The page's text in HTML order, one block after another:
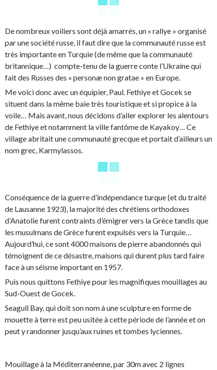
De nombreux voiliers sont déjà amarrés, un « rallye » organisé
par une société russe, il faut dire que la communauté russe est
très importante en Turquie (de même que la communauté
britannique…) compte-tenu de la guerre conte l’Ukraine qui
fait des Russes des « personæ non gratae » en Europe.
Me voici donc avec un équipier, Paul. Fethiye et Gocek se
situent dans la même baie très touristique et si propice à la
voile… Mais avant, nous décidons d’aller explorer les alentours
de Fethiye et notamment la ville fantôme de Kayakoy… Ce
village abritait une communauté grecque et portait d’ailleurs un
nom grec, Karmylassos.
Conséquence de la guerre d’indépendance turque (et du traité
de Lausanne 1923), la majorité des chrétiens orthodoxes
d’Anatolie furent contraints d’émigrer vers la Grèce tandis que
les musulmans de Grèce furent expulsés vers la Turquie…
Aujourd’hui, ce sont 4000 maisons de pierre abandonnés qui
témoignent de ce désastre, maisons qui durent plus tard faire
face à un séisme important en 1957.
Puis nous quittons Fethiye pour les magnifiques mouillages au
Sud-Ouest de Gocek.
Seagull Bay, qui doit son nom à une sculpture en forme de
mouette à terre est peu usitée à cette période de l’année et on
peut y randonner jusqu’aux ruines et tombes lyciennes.
Mouillage à la Méditerranéenne, par 30m avec 2 lignes